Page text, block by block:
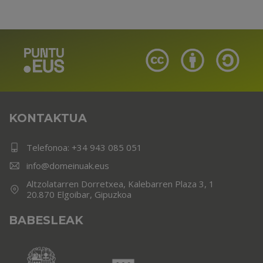
KONTAKTUA
Telefonoa: +34 943 085 051
info@domeinuak.eus
Altzolatarren Dorretxea, Kalebarren Plaza 3, 1
20.870 Elgoibar, Gipuzkoa
BABESLEAK